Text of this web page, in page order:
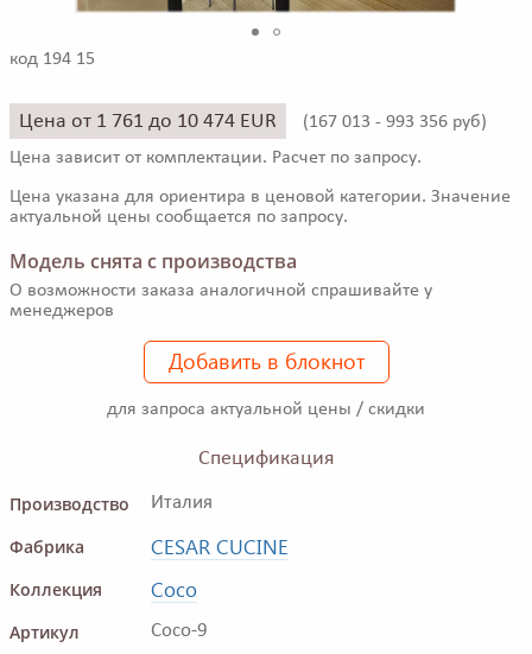
код 194 15
Цена от 1 761 до 10 474 EUR (167 013 - 993 356 руб)
Цена зависит от комплектации. Расчет по запросу.
Цена указана для ориентира в ценовой категории. Значение
актуальной цены сообщается по запросу.
Модель снята с производства
О возможности заказа аналогичной спрашивайте у
менеджеров
Добавить в блокнот
для запроса актуальной цены / скидки
Спецификация
Производство
Италия
Фабрика CESAR CUCINE
Коллекция Coco
Артикул Coco-9